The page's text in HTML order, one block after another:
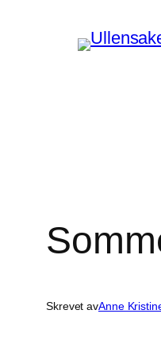
Skrevet avAnne